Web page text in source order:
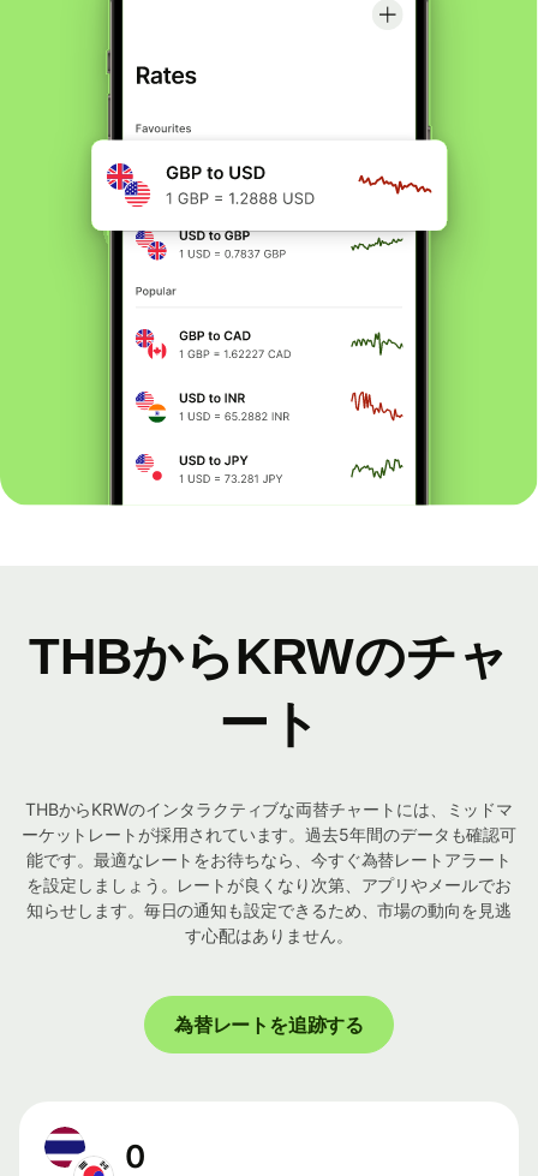
THBからKRWのチャ
ート
THBからKRWのインタラクティブな両替チャートには、ミッドマ
ーケットレートが採用されています。過去5年間のデータも確認可
能です。最適なレートをお待ちなら、今すぐ為替レートアラート
を設定しましょう。レートが良くなり次第、アプリやメールでお
知らせします。毎日の通知も設定できるため、市場の動向を見逃
す心配はありません。
為替レートを追跡する
0